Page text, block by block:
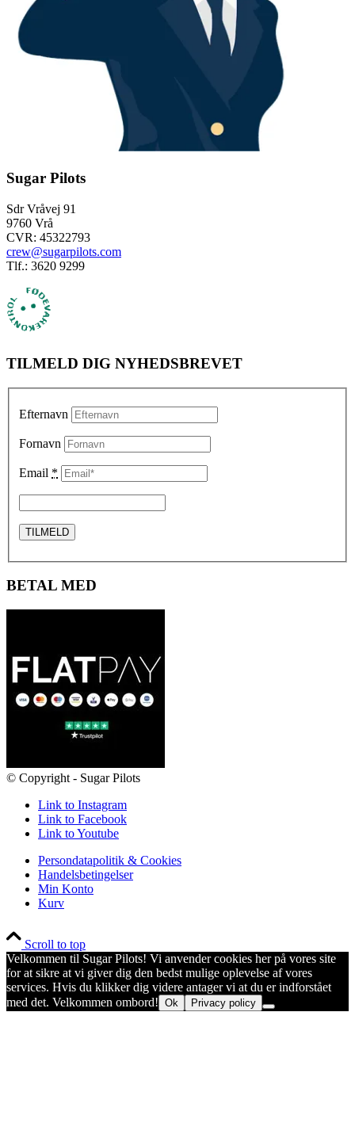
Sugar Pilots
Sdr Vråvej 91
9760 Vrå
CVR: 45322793
crew@sugarpilots.com
Tlf.: 3620 9299
TILMELD DIG NYHEDSBREVET
Efternavn
Fornavn
Email *
BETAL MED
© Copyright - Sugar Pilots
Link to Instagram
Link to Facebook
Link to Youtube
Persondatapolitik & Cookies
Handelsbetingelser
Min Konto
Kurv
Scroll to top
Velkommen til Sugar Pilots! Vi anvender cookies her på vores site
for at sikre at vi giver dig den bedst mulige oplevelse af vores
services. Hvis du klikker dig videre antager vi at du er indforstået
med det. Velkommen ombord! Ok Privacy policy